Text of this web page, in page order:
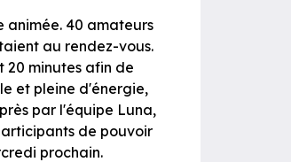
animée. 40 amateurs
au rendez-vous.
20 minutes afin de
et pleine d'énergie,
par l'équipe Luna,
de pouvoir
prochain.